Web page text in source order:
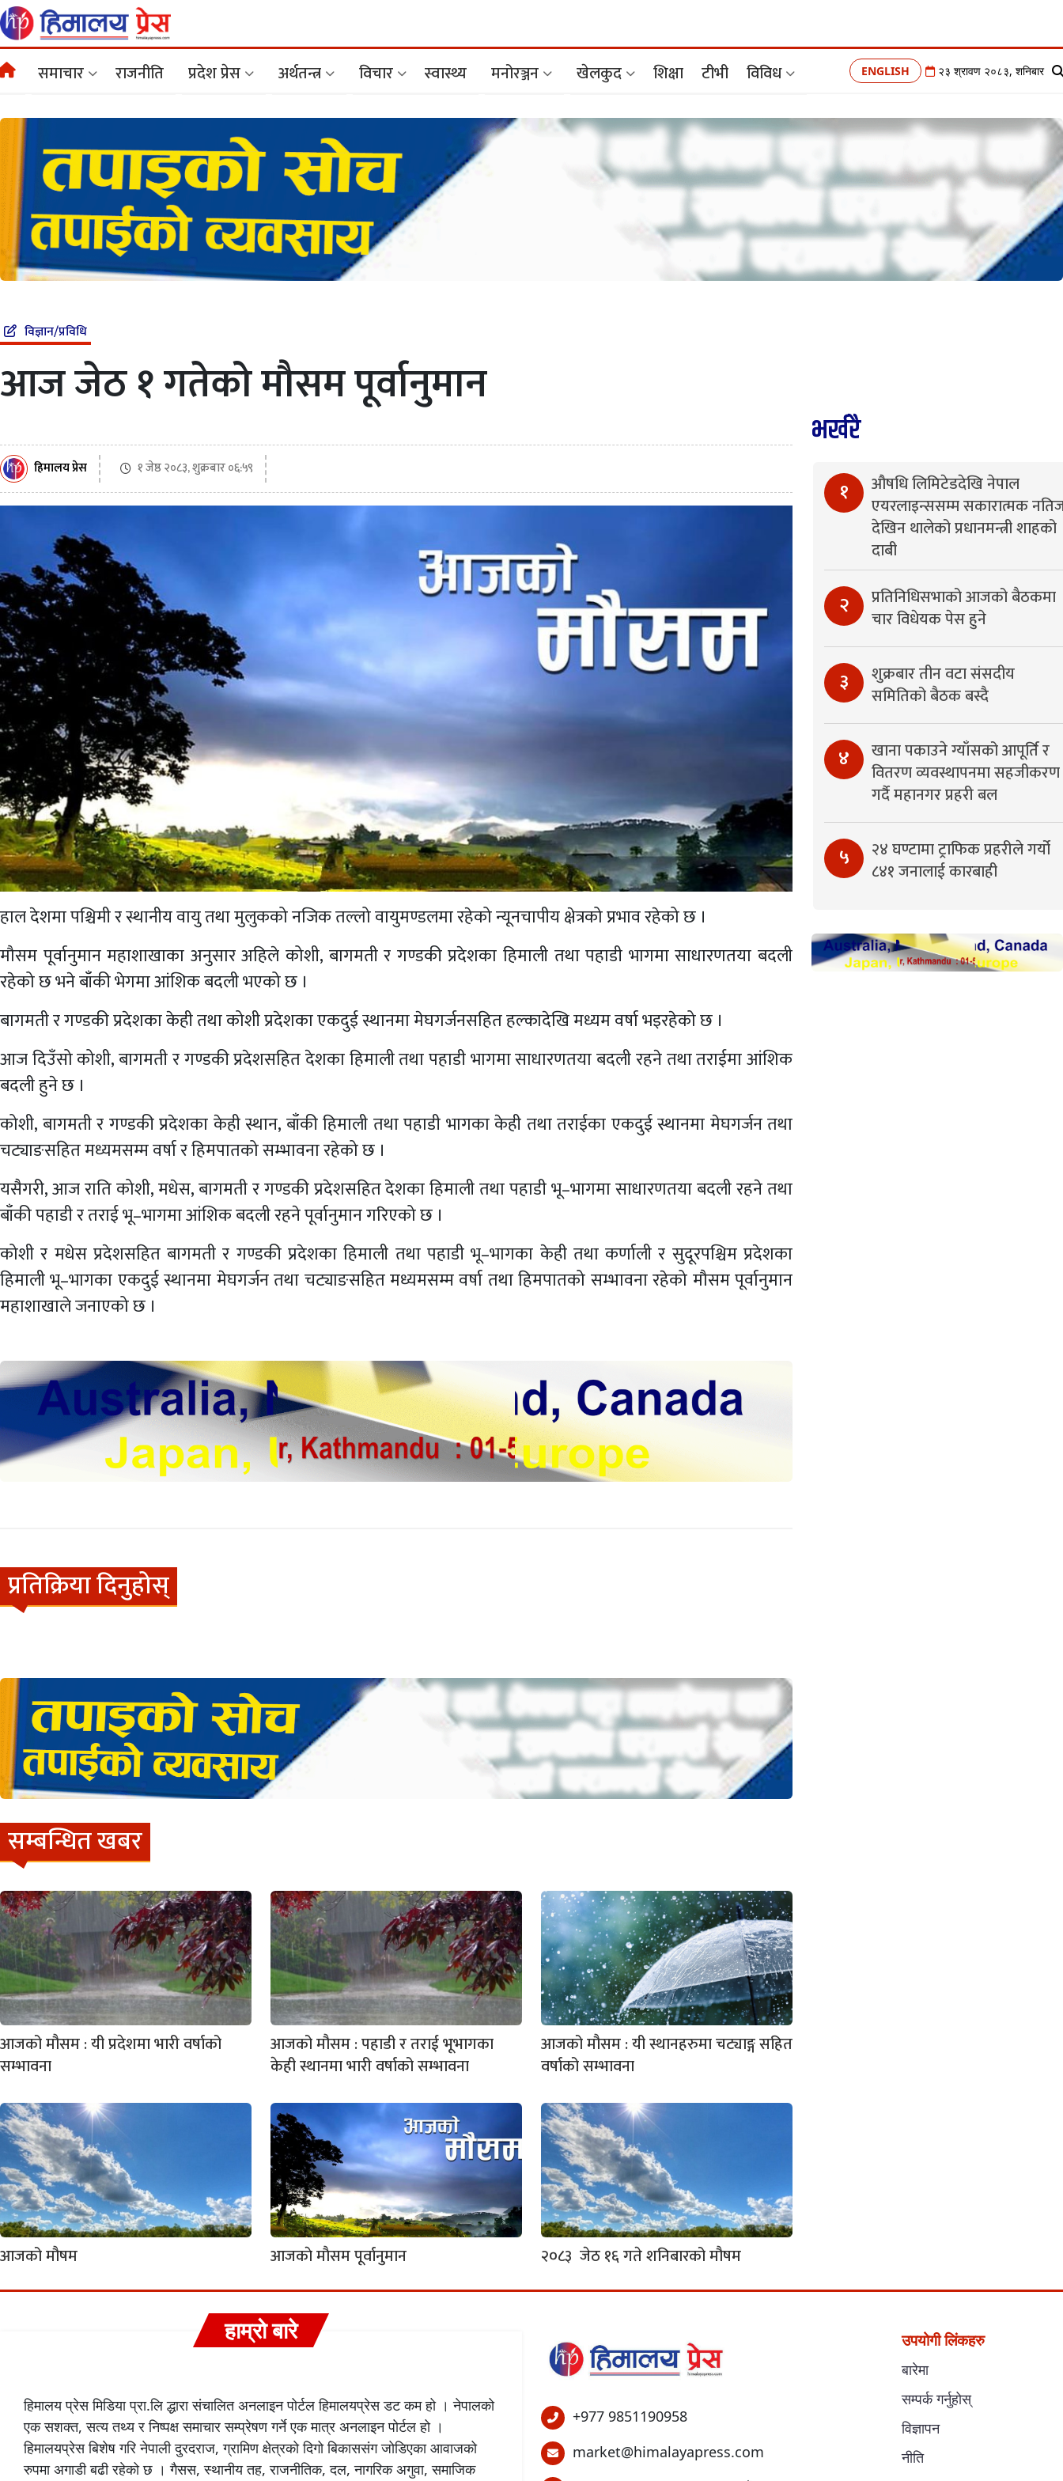
समाचार राजनीति प्रदेश प्रेस अर्थतन्त्र विचार स्वास्थ्य मनोरञ्जन खेलकुद शिक्षा टीभी विविध ENGLISH २३ श्रावण २०८३, शनिबार
विज्ञान/प्रविधि
आज जेठ १ गतेको मौसम पूर्वानुमान
हिमालय प्रेस १ जेष्ठ २०८३, शुक्रबार ०६:५९
हाल देशमा पश्चिमी र स्थानीय वायु तथा मुलुकको नजिक तल्लो वायुमण्डलमा रहेको न्यूनचापीय क्षेत्रको प्रभाव रहेको छ ।
मौसम पूर्वानुमान महाशाखाका अनुसार अहिले कोशी, बागमती र गण्डकी प्रदेशका हिमाली तथा पहाडी भागमा साधारणतया बदली
रहेको छ भने बाँकी भेगमा आंशिक बदली भएको छ ।
बागमती र गण्डकी प्रदेशका केही तथा कोशी प्रदेशका एकदुई स्थानमा मेघगर्जनसहित हल्कादेखि मध्यम वर्षा भइरहेको छ ।
आज दिउँसो कोशी, बागमती र गण्डकी प्रदेशसहित देशका हिमाली तथा पहाडी भागमा साधारणतया बदली रहने तथा तराईमा आंशिक
बदली हुने छ ।
कोशी, बागमती र गण्डकी प्रदेशका केही स्थान, बाँकी हिमाली तथा पहाडी भागका केही तथा तराईका एकदुई स्थानमा मेघगर्जन तथा
चट्याङसहित मध्यमसम्म वर्षा र हिमपातको सम्भावना रहेको छ ।
यसैगरी, आज राति कोशी, मधेस, बागमती र गण्डकी प्रदेशसहित देशका हिमाली तथा पहाडी भू–भागमा साधारणतया बदली रहने तथा
बाँकी पहाडी र तराई भू–भागमा आंशिक बदली रहने पूर्वानुमान गरिएको छ ।
कोशी र मधेस प्रदेशसहित बागमती र गण्डकी प्रदेशका हिमाली तथा पहाडी भू–भागका केही तथा कर्णाली र सुदूरपश्चिम प्रदेशका
हिमाली भू–भागका एकदुई स्थानमा मेघगर्जन तथा चट्याङसहित मध्यमसम्म वर्षा तथा हिमपातको सम्भावना रहेको मौसम पूर्वानुमान
महाशाखाले जनाएको छ ।
प्रतिक्रिया दिनुहोस्
सम्बन्धित खबर
आजको मौसम : यी प्रदेशमा भारी वर्षाको
सम्भावना
आजको मौसम : पहाडी र तराई भूभागका
केही स्थानमा भारी वर्षाको सम्भावना
आजको मौसम : यी स्थानहरुमा चट्याङ्ग सहित
वर्षाको सम्भावना
आजको मौषम आजकाे माैसम पूर्वानुमान २०८३ जेठ १६ गते शनिबारको मौषम
भर्खरै
१
औषधि लिमिटेडदेखि नेपाल
एयरलाइन्ससम्म सकारात्मक
देखिन थालेको प्रधानमन्त्री शाहको
दाबी
२
प्रतिनिधिसभाको आजको बैठकमा
चार विधेयक पेस हुने
३
शुक्रबार तीन वटा संसदीय
समितिको बैठक बस्दै
४
खाना पकाउने ग्याँसको आपूर्ति र
वितरण व्यवस्थापनमा सहजीकरण
गर्दै महानगर प्रहरी बल
५
२४ घण्टामा ट्राफिक प्रहरीले गर्यो
८४१ जनालाई कारबाही
हाम्रो बारे
हिमालय प्रेस मिडिया प्रा.लि द्धारा संचालित अनलाइन पोर्टल हिमालयप्रेस डट कम हो । नेपालको
एक सशक्त, सत्य तथ्य र निष्पक्ष समाचार सम्प्रेषण गर्ने एक मात्र अनलाइन पोर्टल हो ।
हिमालयप्रेस बिशेष गरि नेपाली दुरदराज, ग्रामिण क्षेत्रको दिगो बिकाससंग जोडिएका आवाजको
रुपमा अगाडी बढी रहेको छ । गैसस, स्थानीय तह, राजनीतिक, दल, नागरिक अगुवा, समाजिक
+977 9851190958
market@himalayapress.com
उपयोगी लिंकहरु
बारेमा
सम्पर्क गर्नुहोस्
विज्ञापन
नीति